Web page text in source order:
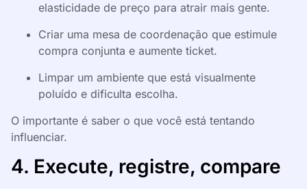
elasticidade de preço para atrair mais gente.
Criar uma mesa de coordenação que estimule
compra conjunta e aumente ticket.
Limpar um ambiente que está visualmente
poluído e dificulta escolha.
O importante é saber o que você está tentando
influenciar.
4. Execute, registre, compare